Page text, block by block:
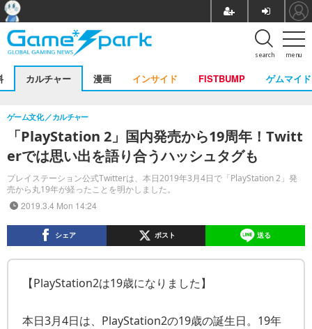
menu
search
カルチャー 漫画 インサイド FISTBUMP ゲムマイド
「PlayStation 2」国内発売から19周年！Twitt
erでは思い出を語り合うハッシュタグも
プレイステーション公式Twitterは、本日2019年3月4日で「PlayStation 2」発
売から丸19年が経ったことを明かしました。
ゲーム文化 カルチャー
2019.3.4 Mon 14:24
シェア ポスト 送る
【PlayStation2は19歳になりました】
本日3月4日は、PlayStation2の19歳の誕生日。19年